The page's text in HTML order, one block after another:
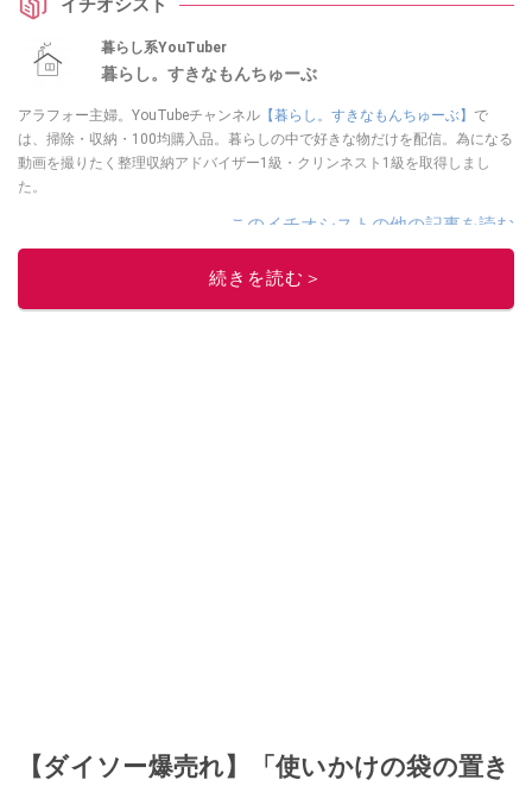
イチオシスト
暮らし系YouTuber
暮らし。すきなもんちゅーぶ
アラフォー主婦。YouTubeチャンネル 【暮らし。すきなもんちゅーぶ】 で
は、掃除・収納・100均購入品。暮らしの中で好きな物だけを配信。為になる
動画を撮りたく整理収納アドバイザー1級・クリンネスト1級を取得しまし
た。
このイチオシストの他の記事を読む
続きを読む＞
【ダイソー爆売れ】「使いかけの袋の置き